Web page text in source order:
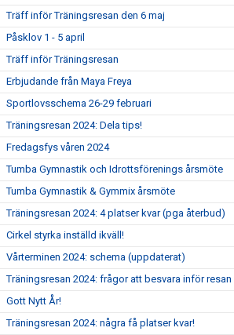
Träff inför Träningsresan den 6 maj
Påsklov 1 - 5 april
Träff inför Träningsresan
Erbjudande från Maya Freya
Sportlovsschema 26-29 februari
Träningsresan 2024: Dela tips!
Fredagsfys våren 2024
Tumba Gymnastik och Idrottsförenings årsmöte
Tumba Gymnastik & Gymmix årsmöte
Träningsresan 2024: 4 platser kvar (pga återbud)
Cirkel styrka inställd ikväll!
Vårterminen 2024: schema (uppdaterat)
Träningsresan 2024: frågor att besvara inför resan
Gott Nytt År!
Träningsresan 2024: några få platser kvar!